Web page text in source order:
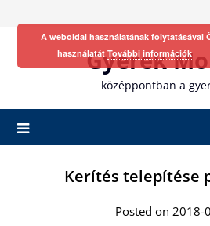
Gyerek
középpontban a
Kerítés telepítése
Posted on 2018-
A weboldal használatának folytatásával
használatát További információk